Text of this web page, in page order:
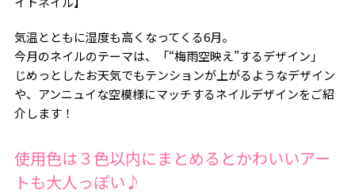
気温とともに湿度も高くなってくる6月。
今月のネイルのテーマは、「“梅雨空映え”するデザイン」
じめっとしたお天気でもテンションが上がるようなデザイン
や、アンニュイな空模様にマッチするネイルデザインをご紹
介します！
使用色は３色以内にまとめるとかわいいアー
トも大人っぽい♪